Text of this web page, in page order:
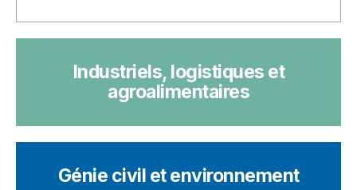
Industriels, logistiques et
agroalimentaires
Génie civil et environnement